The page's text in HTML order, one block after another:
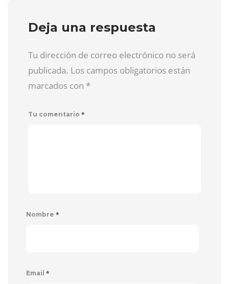
Deja una respuesta
Tu dirección de correo electrónico no será
publicada. Los campos obligatorios están
marcados con *
Tu comentario *
Nombre *
Email *